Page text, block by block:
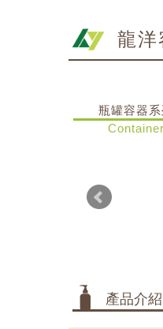
龍洋
瓶罐容器系
Container
產品介紹